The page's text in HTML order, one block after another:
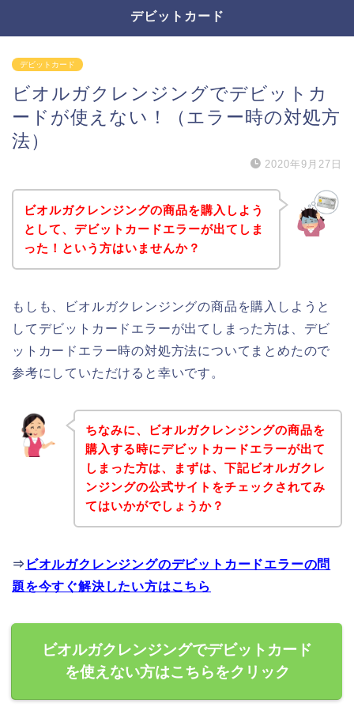
デビットカード
デビットカード
ビオルガクレンジングでデビットカ
ードが使えない！（エラー時の対処方
法）
2020年9月27日
ビオルガクレンジングの商品を購入しよう
として、デビットカードエラーが出てしま
った！という方はいませんか？
もしも、ビオルガクレンジングの商品を購入しようと
してデビットカードエラーが出てしまった方は、デビ
ットカードエラー時の対処方法についてまとめたので
参考にしていただけると幸いです。
ちなみに、ビオルガクレンジングの商品を
購入する時にデビットカードエラーが出て
しまった方は、まずは、下記ビオルガクレ
ンジングの公式サイトをチェックされてみ
てはいかがでしょうか？
⇒ ビオルガクレンジングのデビットカードエラーの問
題を今すぐ解決したい方はこちら
ビオルガクレンジングでデビットカード
を使えない方はこちらをクリック